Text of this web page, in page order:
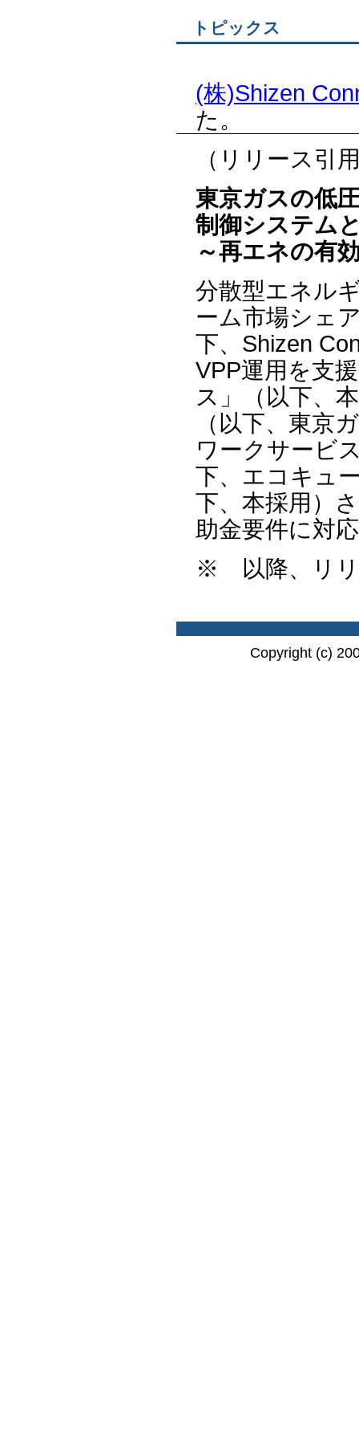
トピックス
(株)Shizen
た。
（リリース引
東京ガスの低
制御システム
～再エネの有
分散型エネル
ーム市場シェ
下、Shizen
VPP運用を支
ス」（以下、
（以下、東京
ワークサービ
下、エコキュ
下、本採用）
助金要件に対
※ 以降、リリ
Copyright (c)